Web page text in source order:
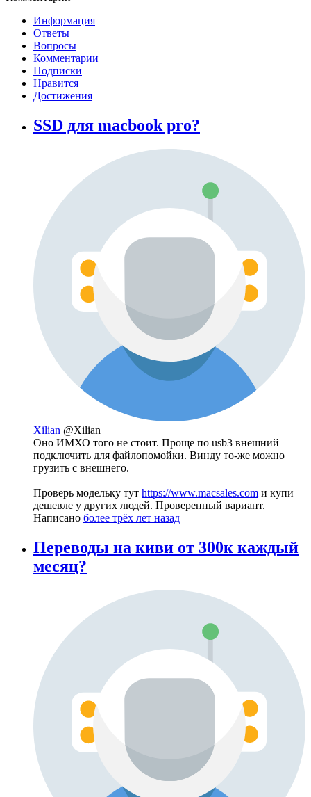
Информация
Ответы
Вопросы
Комментарии
Подписки
Нравится
Достижения
SSD для macbook pro?
Xilian @Xilian
Оно ИМХО того не стоит. Проще по usb3 внешний
подключить для файлопомойки. Винду то-же можно
грузить с внешнего.
Проверь модельку тут https://www.macsales.com и купи
дешевле у других людей. Проверенный вариант.
Написано более трёх лет назад
Переводы на киви от 300к каждый
месяц?